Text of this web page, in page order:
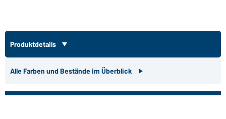
Produktdetails
Alle Farben und Bestände im Überblick